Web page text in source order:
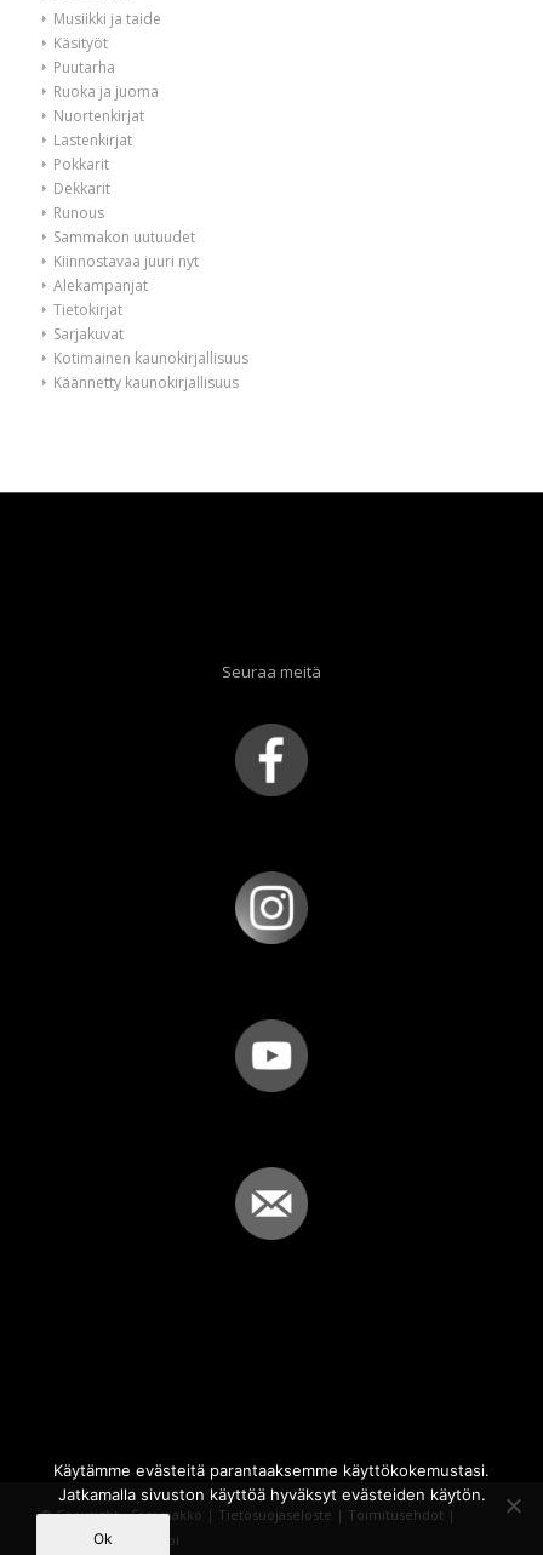
Musiikki ja taide
Käsityöt
Puutarha
Ruoka ja juoma
Nuortenkirjat
Lastenkirjat
Pokkarit
Dekkarit
Runous
Sammakon uutuudet
Kiinnostavaa juuri nyt
Alekampanjat
Tietokirjat
Sarjakuvat
Kotimainen kaunokirjallisuus
Käännetty kaunokirjallisuus
Seuraa meitä
© Copyright - Sammakko | Tietosuojaseloste | Toimitusehdot |
Powered by
iQWebbi
Käytämme evästeitä parantaaksemme käyttökokemustasi.
Jatkamalla sivuston käyttöä hyväksyt evästeiden käytön.
Ok